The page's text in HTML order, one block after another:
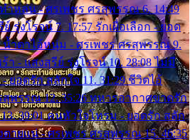
ำหล่น - ศรเพชร ศรสุพรรณ 6. 14:49
รุ่งโรจน์ 7. 17:57 รักเผื่อเลือก - ยอด
น้ำตาไอ้หนุ่ม - ศรเพชร ศรสุพรรณ 9.
า - แสงสุรีย์ รุ่งโรจน์ 10. 28:08 ไม่มี
ยอดรัก สลักใจ 11. 31:29 ชีวิตไอ้
สุพรรณ 12. 35:26 ทหารอากาศขาดรัก
39:01 คนหัวใจโทรม - ยอดรัก สลัก
ตายแน่ - ศรเพชร ศรสุพรรณ 15. 46:35